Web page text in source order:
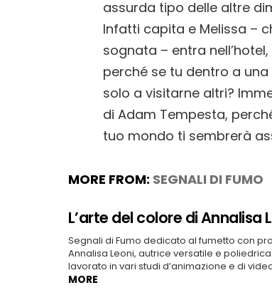
assurda tipo delle altre
Infatti capita e Melissa –
sognata – entra
perché se tu dentro a
solo a visitarne altri?
di Adam Tempesta,
tuo mondo ti sembrerà
MORE FROM: SEGNALI DI FUMO
L’arte del colore di Annalisa
Segnali di Fumo dedicato al fumetto con
Annalisa Leoni, autrice versatile e
lavorato in vari studi d’animazione e di
MORE